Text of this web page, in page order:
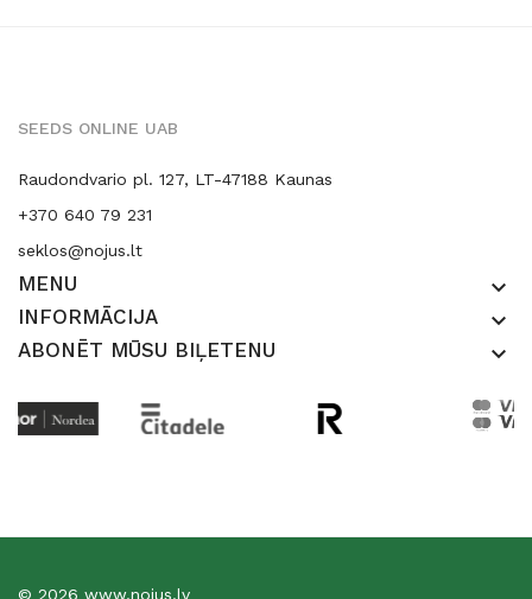
SEEDS ONLINE UAB
Raudondvario pl. 127, LT-47188 Kaunas
+370 640 79 231
seklos@nojus.lt
MENU keyboard_arrow_down
INFORMĀCIJA keyboard_arrow_down
ABONĒT MŪSU BIĻETENU keyboard_arrow_down
© 2026 www.nojus.lv